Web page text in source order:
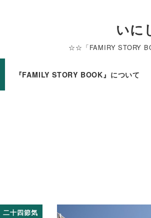
いに
☆☆「FAMIRY STORY
『FAMILY STORY BOOK』について
二十四節気